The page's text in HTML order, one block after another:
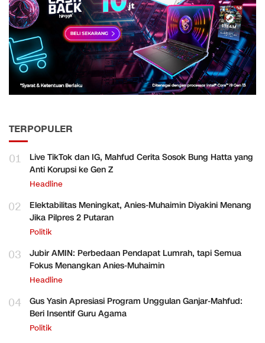
TERPOPULER
01
Live TikTok dan IG, Mahfud Cerita Sosok Bung Hatta yang
Anti Korupsi ke Gen Z
Headline
02
Elektabilitas Meningkat, Anies-Muhaimin Diyakini Menang
Jika Pilpres 2 Putaran
Politik
03
Jubir AMIN: Perbedaan Pendapat Lumrah, tapi Semua
Fokus Menangkan Anies-Muhaimin
Headline
04
Gus Yasin Apresiasi Program Unggulan Ganjar-Mahfud:
Beri Insentif Guru Agama
Politik